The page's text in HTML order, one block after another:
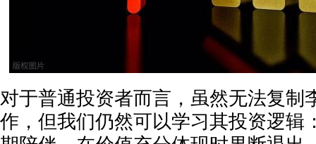
对于普通投资者而言，虽然无法复制
作，但我们仍然可以学习其投资逻辑